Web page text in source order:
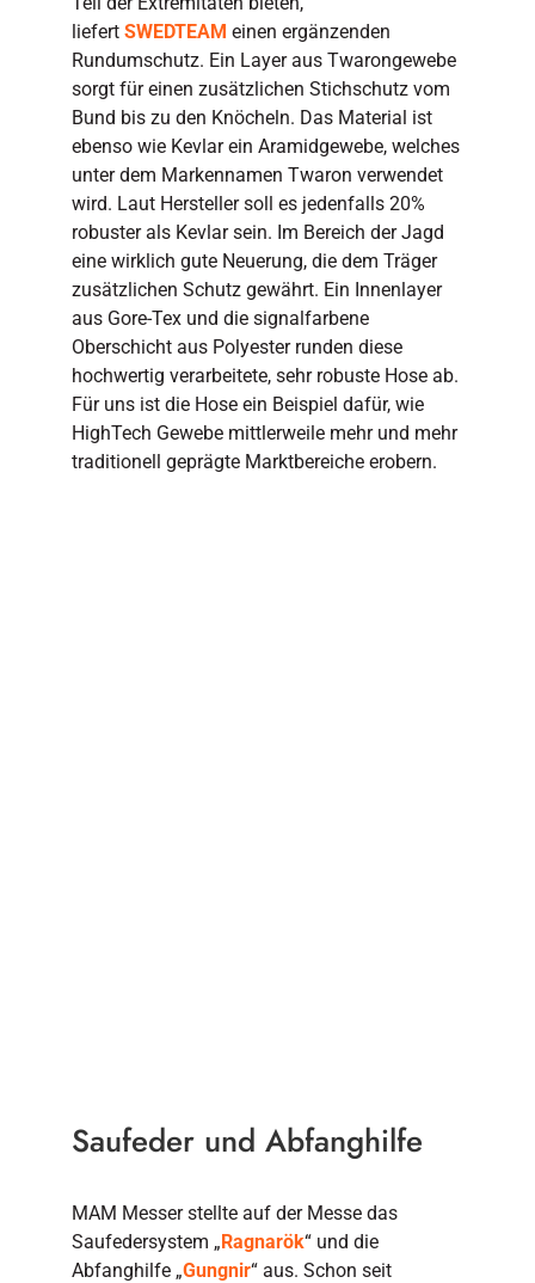
liefert SWEDTEAM einen ergänzenden
Rundumschutz. Ein Layer aus Twarongewebe
sorgt für einen zusätzlichen Stichschutz vom
Bund bis zu den Knöcheln. Das Material ist
ebenso wie Kevlar ein Aramidgewebe, welches
unter dem Markennamen Twaron verwendet
wird. Laut Hersteller soll es jedenfalls 20%
robuster als Kevlar sein. Im Bereich der Jagd
eine wirklich gute Neuerung, die dem Träger
zusätzlichen Schutz gewährt. Ein Innenlayer
aus Gore-Tex und die signalfarbene
Oberschicht aus Polyester runden diese
hochwertig verarbeitete, sehr robuste Hose ab.
Für uns ist die Hose ein Beispiel dafür, wie
HighTech Gewebe mittlerweile mehr und mehr
traditionell geprägte Marktbereiche erobern.
Saufeder und Abfanghilfe
MAM Messer stellte auf der Messe das
Saufedersystem „Ragnarök“ und die
Abfanghilfe „Gungnir“ aus. Schon seit